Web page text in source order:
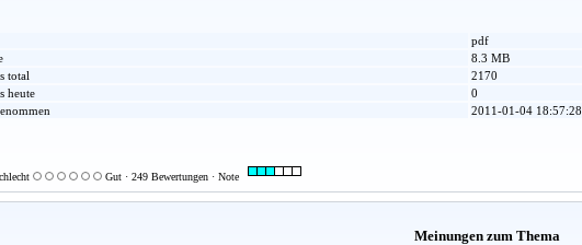
pdf
8.3 MB
total
2170
heute
0
2011-01-04 18:57:28
Gut · 249 Bewertungen · Note
Meinungen zum Thema